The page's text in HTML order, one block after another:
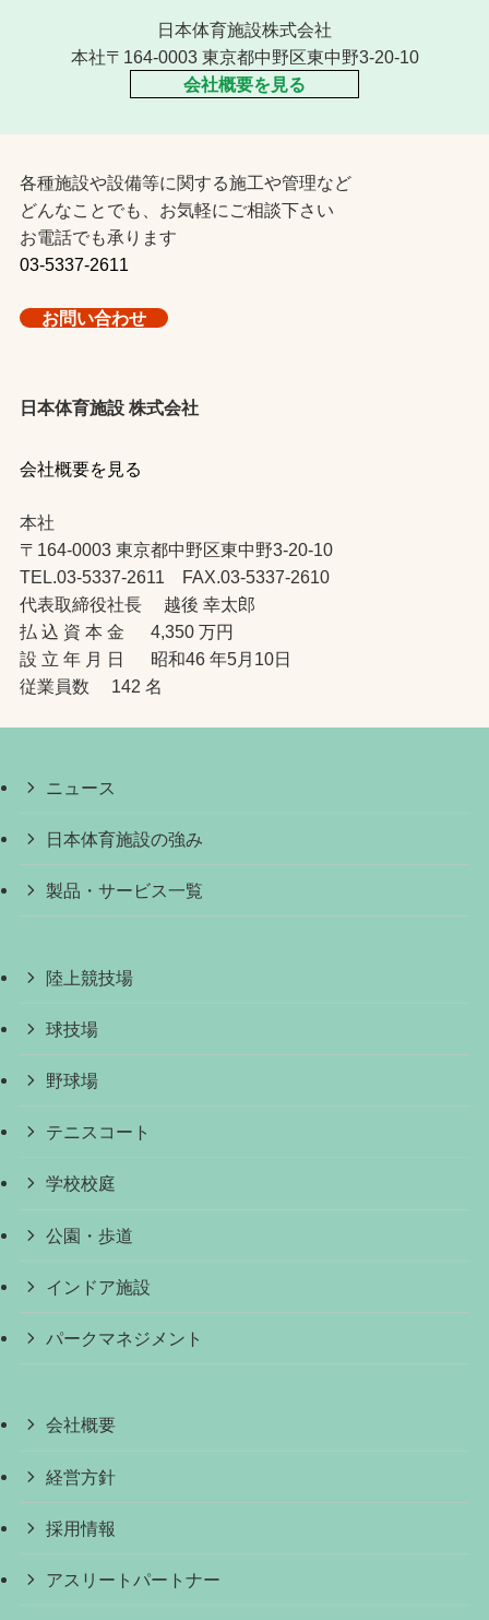
日本体育施設株式会社
本社〒164-0003 東京都中野区東中野3-20-10
会社概要を見る
各種施設や設備等に関する施工や管理など
どんなことでも、お気軽にご相談下さい
お電話でも承ります
03-5337-2611
お問い合わせ
日本体育施設 株式会社
会社概要を見る
本社
〒164-0003 東京都中野区東中野3-20-10
TEL.03-5337-2611 FAX.03-5337-2610
代表取締役社長 越後 幸太郎
払 込 資 本 金 4,350 万円
設 立 年 月 日 昭和46 年5月10日
従業員数 142 名
ニュース
日本体育施設の強み
製品・サービス一覧
陸上競技場
球技場
野球場
テニスコート
学校校庭
公園・歩道
インドア施設
パークマネジメント
会社概要
経営方針
採用情報
アスリートパートナー